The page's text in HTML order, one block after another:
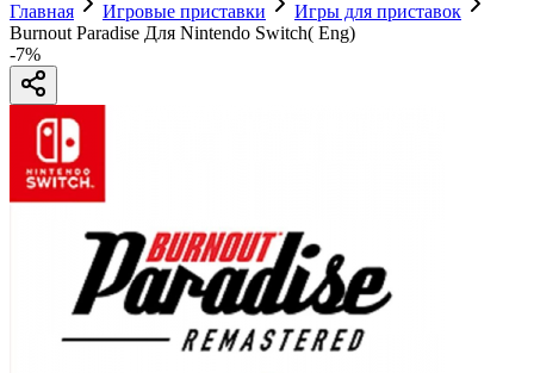
Главная Игровые приставки
Игры для приставок
Burnout Paradise Для Nintendo Switch( Eng)
-7%